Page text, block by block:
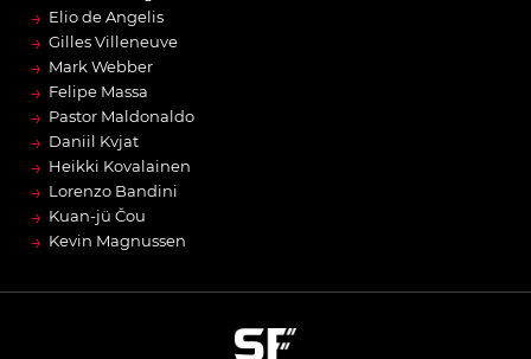
→ Elio de Angelis
→ Gilles Villeneuve
→ Mark Webber
→ Felipe Massa
→ Pastor Maldonaldo
→ Daniil Kvjat
→ Heikki Kovalainen
→ Lorenzo Bandini
→ Kuan-jü Čou
→ Kevin Magnussen